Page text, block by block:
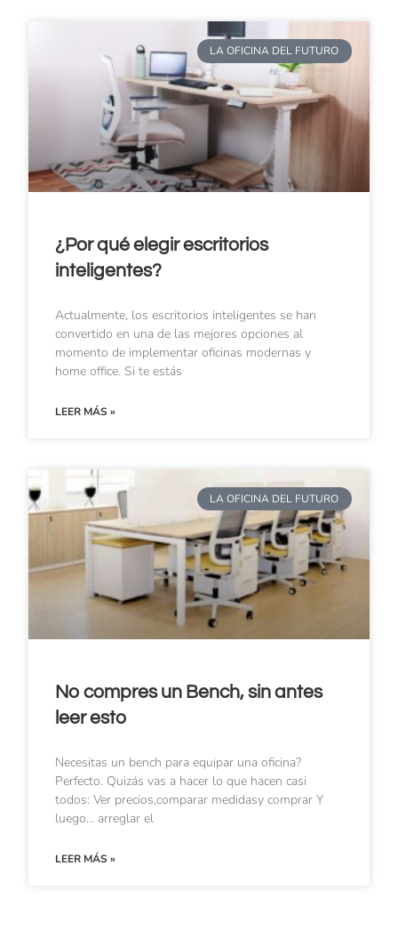
LA OFICINA DEL FUTURO
¿Por qué elegir escritorios
inteligentes?
Actualmente, los escritorios inteligentes se han
convertido en una de las mejores opciones al
momento de implementar oficinas modernas y
home office. Si te estás
LEER MÁS »
LA OFICINA DEL FUTURO
No compres un Bench, sin antes
leer esto
Necesitas un bench para equipar una oficina?
Perfecto. Quizás vas a hacer lo que hacen casi
todos: Ver precios,comparar medidasy comprar Y
luego… arreglar el
LEER MÁS »